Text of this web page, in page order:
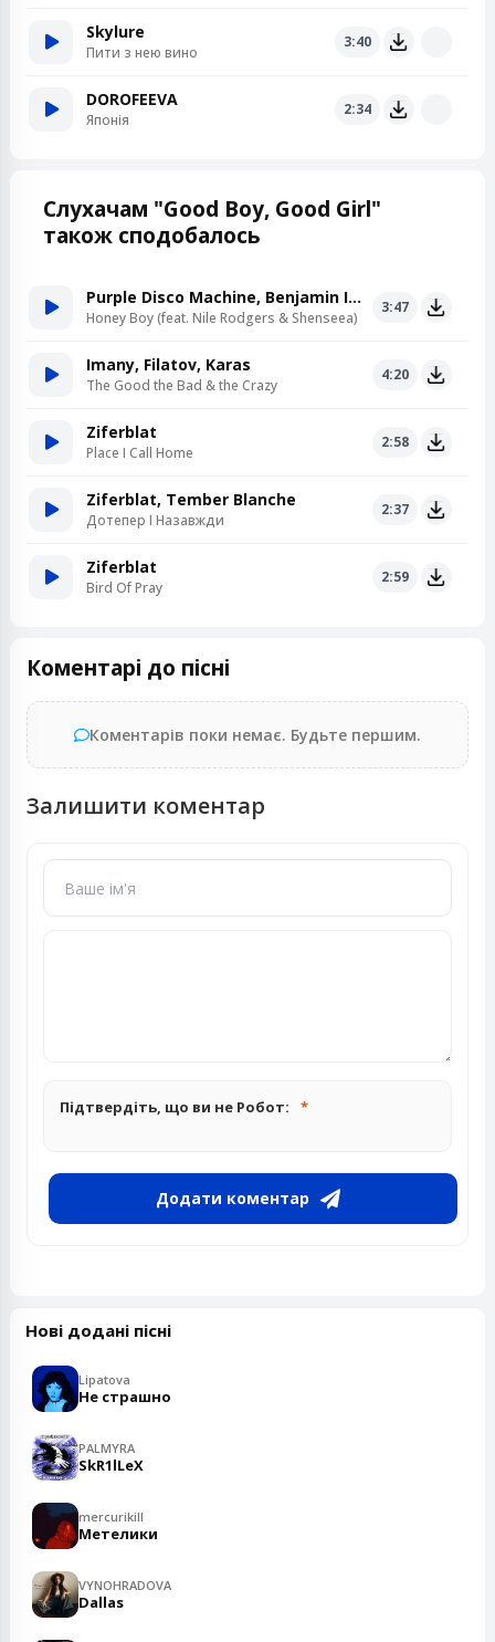
Skylure
Пити з нею вино
3:40
DOROFEEVA
Японія
2:34
Слухачам "Good Boy, Good Girl"
також сподобалось
Purple Disco Machine, Benjamin Ingrosso
Honey Boy (feat. Nile Rodgers & Shenseea)
3:47
Imany, Filatov, Karas
The Good the Bad & the Crazy
4:20
Ziferblat
Place I Call Home
2:58
Ziferblat, Tember Blanche
Дотепер І Назавжди
2:37
Ziferblat
Bird Of Pray
2:59
Коментарі до пісні
Коментарів поки немає. Будьте першим.
Залишити коментар
Підтвердіть, що ви не Робот:
Додати коментар
Нові додані пісні
Lipatova
Не страшно
PALMYRA
SkR1lLeX
mercurikill
Метелики
VYNOHRADOVA
Dallas